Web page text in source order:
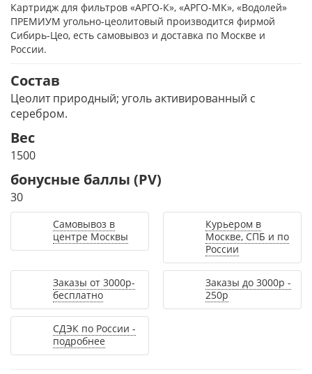
Картридж для фильтров «АРГО-К», «АРГО-МК», «Водолей»
ПРЕМИУМ угольно-цеолитовый производится фирмой
Сибирь-Цео, есть самовывоз и доставка по Москве и
России.
Состав
Цеолит природный; уголь активированный с
серебром.
Вес
1500
бонусные баллы (PV)
30
Самовывоз в
центре Москвы
Курьером в
Москве, СПБ и по
России
Заказы от 3000р-
бесплатно
Заказы до 3000р -
250р
СДЭК по России -
подробнее